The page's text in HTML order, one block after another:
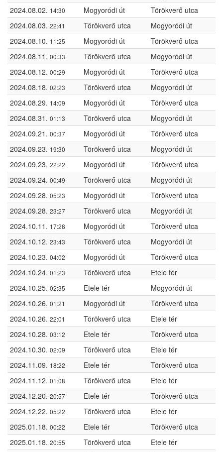
2024.08.02. 14:30 Mogyoródi út
Törökverő utca
2024.08.03. 22:41 Törökverő utca
Mogyoródi út
2024.08.10. 11:25 Mogyoródi út
Törökverő utca
2024.08.11. 00:33 Törökverő utca
Mogyoródi út
2024.08.12. 00:29 Mogyoródi út
Törökverő utca
2024.08.18. 02:23 Törökverő utca
Mogyoródi út
2024.08.29. 14:09 Mogyoródi út
Törökverő utca
2024.08.31. 01:13 Törökverő utca
Mogyoródi út
2024.09.21. 00:37 Mogyoródi út
Törökverő utca
2024.09.23. 19:30 Törökverő utca
Mogyoródi út
2024.09.23. 22:22 Mogyoródi út
Törökverő utca
2024.09.24. 00:49 Törökverő utca
Mogyoródi út
2024.09.28. 05:23 Mogyoródi út
Törökverő utca
2024.09.28. 23:27 Törökverő utca
Mogyoródi út
2024.10.11. 17:28 Mogyoródi út
Törökverő utca
2024.10.12. 23:43 Törökverő utca
Mogyoródi út
2024.10.23. 04:02 Mogyoródi út
Törökverő utca
2024.10.24. 01:23 Törökverő utca
Etele tér
2024.10.25. 02:35 Etele tér
Mogyoródi út
2024.10.26. 01:21 Mogyoródi út
Törökverő utca
2024.10.26. 22:01 Törökverő utca
Etele tér
2024.10.28. 03:12 Etele tér
Törökverő utca
2024.10.30. 02:09 Törökverő utca
Etele tér
2024.11.09. 18:22 Etele tér
Törökverő utca
2024.11.12. 01:08 Törökverő utca
Etele tér
2024.12.20. 20:57 Etele tér
Törökverő utca
2024.12.22. 05:22 Törökverő utca
Etele tér
2025.01.18. 00:22 Etele tér
Törökverő utca
2025.01.18. 20:55 Törökverő utca
Etele tér